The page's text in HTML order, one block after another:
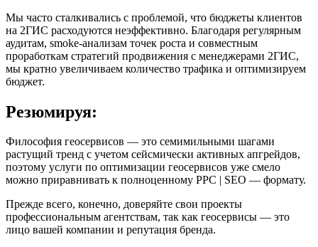
Мы часто сталкивались с проблемой, что бюджеты клиентов
на 2ГИС расходуются неэффективно. Благодаря регулярным
аудитам, smoke-анализам точек роста и совместным
проработкам стратегий продвижения с менеджерами 2ГИС,
мы кратно увеличиваем количество трафика и оптимизируем
бюджет.
Резюмируя:
Философия геосервисов — это семимильными шагами
растущий тренд с учетом сейсмически активных апгрейдов,
поэтому услуги по оптимизации геосервисов уже смело
можно приравнивать к полноценному PPC | SEO — формату.
Прежде всего, конечно, доверяйте свои проекты
профессиональным агентствам, так как геосервисы — это
лицо вашей компании и репутация бренда.